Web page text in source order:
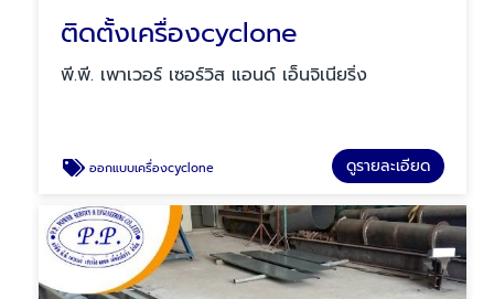
ติดตั้งเครื่องcyclone
พี.พี. เพาเวอร์ เซอร์วิส แอนด์ เอ็นจิเนียริ่ง
ออกแบบเครื่องcyclone ดูรายละเอียด